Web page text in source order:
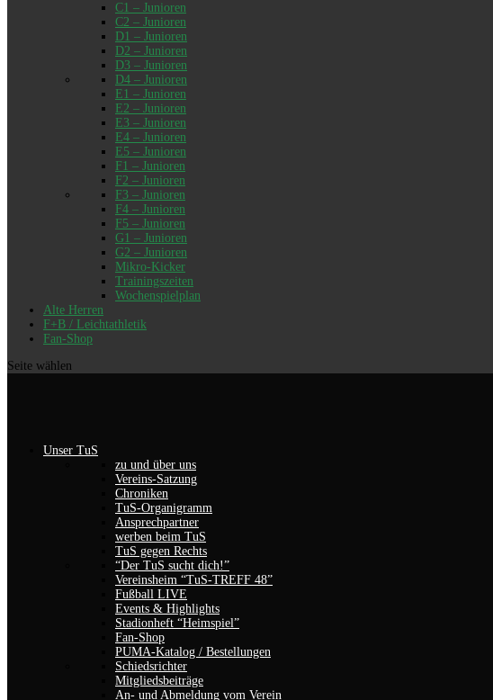
D2 – Junioren
D3 – Junioren
D4 – Junioren
E1 – Junioren
E2 – Junioren
E3 – Junioren
E4 – Junioren
E5 – Junioren
F1 – Junioren
F2 – Junioren
F3 – Junioren
F4 – Junioren
F5 – Junioren
G1 – Junioren
G2 – Junioren
Mikro-Kicker
Trainingszeiten
Wochenspielplan
Alte Herren
F+B / Leichtathletik
Seite wählen
TuS-Organigramm
Ansprechpartner
werben beim TuS
TuS gegen Rechts
“Der TuS sucht dich!”
Vereinsheim “TuS-TREFF 48”
Fußball LIVE
Events & Highlights
Stadionheft “Heimspiel”
Fan-Shop
PUMA-Katalog / Bestellungen
Schiedsrichter
Mitgliedsbeiträge
An- und Abmeldung vom Verein
Anträge / Formulare
Hygienekonzept
Wethmarer Dorfkalender